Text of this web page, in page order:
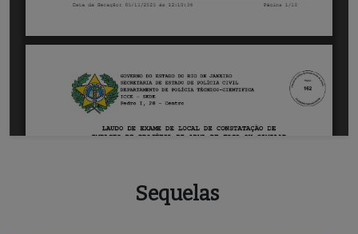
Sequelas